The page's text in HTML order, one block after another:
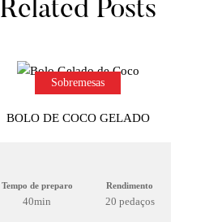
Related Posts
Sobremesas
BOLO DE COCO GELADO
Tempo de preparo
40min
Rendimento
20 pedaços